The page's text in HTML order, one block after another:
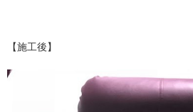
【施工後】